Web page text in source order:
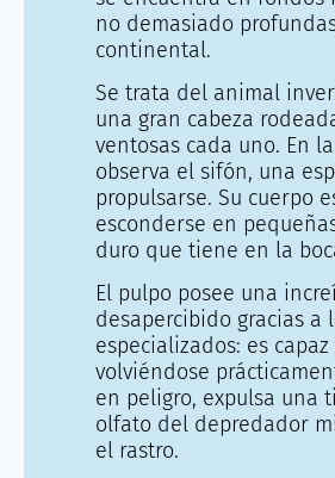
no demasiado
continental.
Se trata del animal
una gran cabeza
ventosas cada uno. En
observa el sifón, una
propulsarse. Su cuerpo
esconderse en
duro que tiene en la
El pulpo posee una
desapercibido gracias a
especializados: es
volviéndose
en peligro, expulsa una
olfato del depredador
el rastro.